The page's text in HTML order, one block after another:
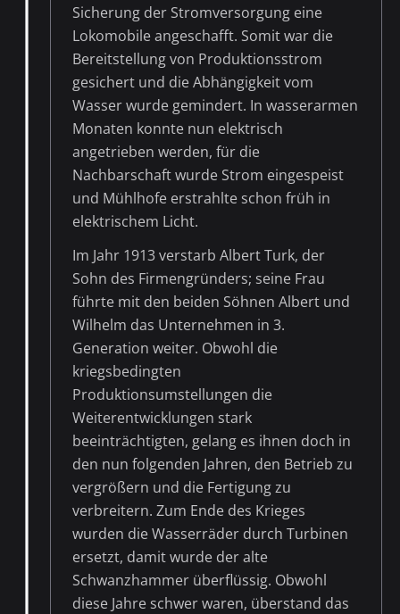
Sicherung der Stromversorgung eine
Lokomobile angeschafft. Somit war die
Bereitstellung von Produktionsstrom
gesichert und die Abhängigkeit vom
Wasser wurde gemindert. In wasserarmen
Monaten konnte nun elektrisch
angetrieben werden, für die
Nachbarschaft wurde Strom eingespeist
und Mühlhofe erstrahlte schon früh in
elektrischem Licht.
Im Jahr 1913 verstarb Albert Turk, der
Sohn des Firmengründers; seine Frau
führte mit den beiden Söhnen Albert und
Wilhelm das Unternehmen in 3.
Generation weiter. Obwohl die
kriegsbedingten
Produktionsumstellungen die
Weiterentwicklungen stark
beeinträchtigten, gelang es ihnen doch in
den nun folgenden Jahren, den Betrieb zu
vergrößern und die Fertigung zu
verbreitern. Zum Ende des Krieges
wurden die Wasserräder durch Turbinen
ersetzt, damit wurde der alte
Schwanzhammer überflüssig. Obwohl
diese Jahre schwer waren, überstand das